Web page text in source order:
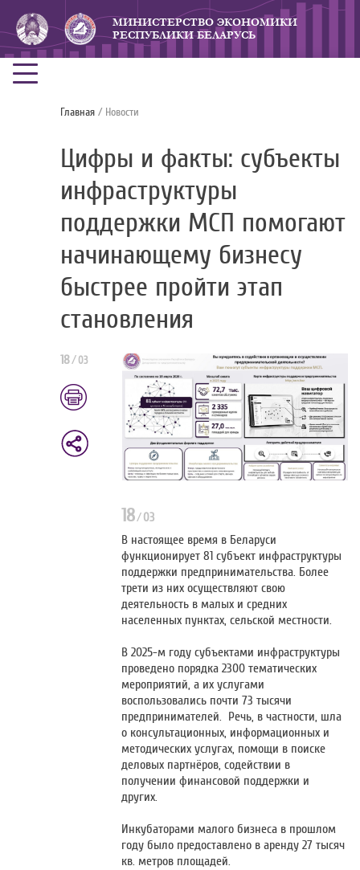
МИНИСТЕРСТВО ЭКОНОМИКИ
РЕСПУБЛИКИ БЕЛАРУСЬ
Главная / Новости
Цифры и факты: субъекты
инфраструктуры
поддержки МСП помогают
начинающему бизнесу
быстрее пройти этап
становления
18/ 03
18/03
В настоящее время в Беларуси
функционирует 81 субъект инфраструктуры
поддержки предпринимательства. Более
трети из них осуществляют свою
деятельность в малых и средних
населенных пунктах, сельской местности.
В 2025-м году субъектами инфраструктуры
проведено порядка 2300 тематических
мероприятий, а их услугами
воспользовались почти 73 тысячи
предпринимателей. Речь, в частности, шла
о консультационных, информационных и
методических услугах, помощи в поиске
деловых партнёров, содействии в
получении финансовой поддержки и
других.
Инкубаторами малого бизнеса в прошлом
году было предоставлено в аренду 27 тысяч
кв. метров площадей.